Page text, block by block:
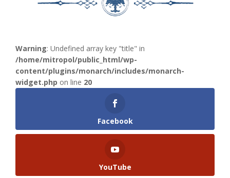
Warning: Undefined array key "title" in
/home/mitropol/public_html/wp-
content/plugins/monarch/includes/monarch-
widget.php on line 20
Facebook
YouTube